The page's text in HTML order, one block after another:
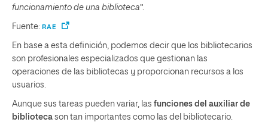
funcionamiento de una biblioteca”.
Fuente: RAE
En base a esta definición, podemos decir que los bibliotecarios
son profesionales especializados que gestionan las
operaciones de las bibliotecas y proporcionan recursos a los
usuarios.
Aunque sus tareas pueden variar, las funciones del auxiliar de
biblioteca son tan importantes como las del bibliotecario.